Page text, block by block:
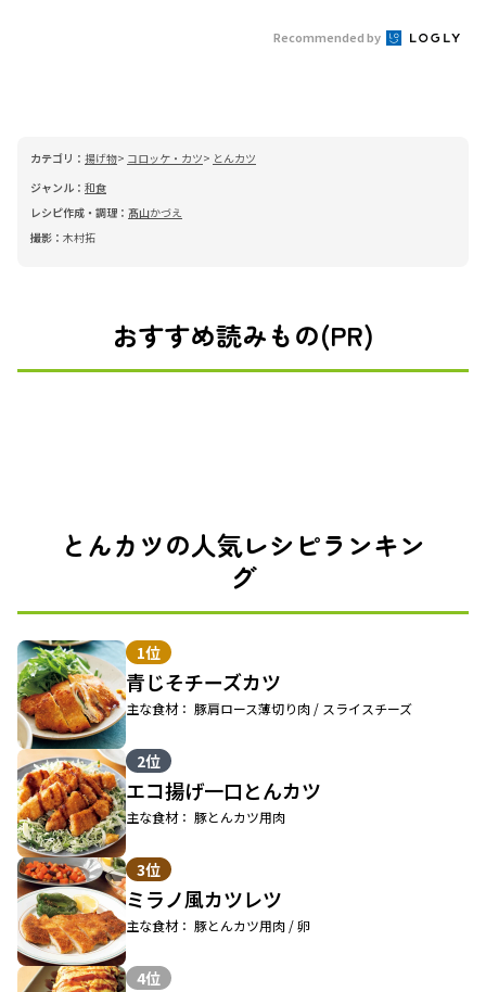
Recommended by
カテゴリ： 揚げ物 コロッケ・カツ
とんカツ
ジャンル： 和食
レシピ作成・調理： 髙山かづえ
撮影： 木村拓
おすすめ読みもの(PR)
とんカツの人気レシピランキン
グ
1位
青じそチーズカツ
主な食材： 豚肩ロース薄切り肉 / スライスチーズ
2位
エコ揚げ一口とんカツ
主な食材： 豚とんカツ用肉
3位
ミラノ風カツレツ
主な食材： 豚とんカツ用肉 / 卵
4位